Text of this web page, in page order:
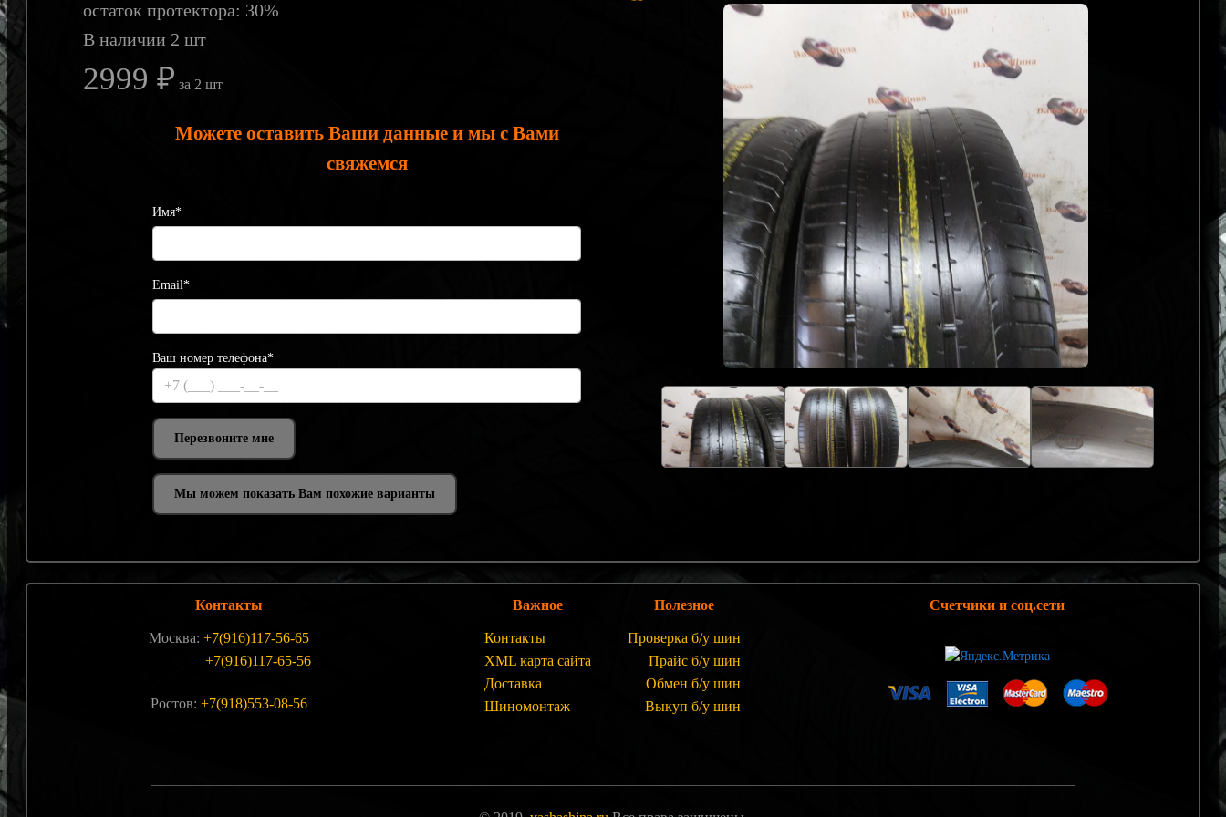
остаток протектора: 30%
В наличии 2 шт
2999 ₽ за 2 шт
Можете оставить Ваши данные и мы с Вами
свяжемся
Имя*
Email*
Ваш номер телефона*
Мы можем показать Вам похожие варианты
Контакты
Москва: +7(916)117-56-65
+7(916)117-65-56
Ростов: +7(918)553-08-56
Важное
Контакты
XML карта сайта
Доставка
Шиномонтаж
Полезное
Проверка б/у шин
Прайс б/у шин
Обмен б/у шин
Выкуп б/у шин
Счетчики и соц.сети